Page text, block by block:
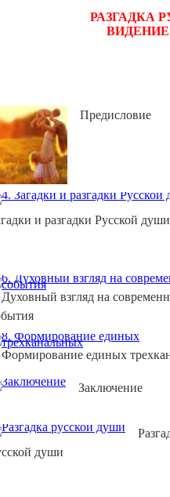
РАЗГАДКА
Предисловие
и разгадки Русской души
взгляд на
единых
Заключение
души